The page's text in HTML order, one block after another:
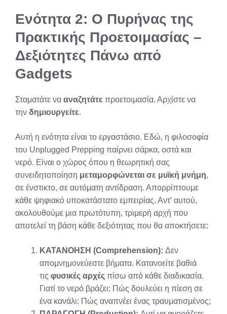
Ενότητα 2: Ο Πυρήνας της
Πρακτικής Προετοιμασίας –
Δεξιότητες Πάνω από
Gadgets
Σταματάτε να αναζητάτε προετοιμασία. Αρχίστε να
την δημιουργείτε.
Αυτή η ενότητα είναι το εργαστάσιο. Εδώ, η φιλοσοφία
του Unplugged Prepping παίρνει σάρκα, οστά και
νερό. Είναι ο χώρος όπου η θεωρητική σας
συνειδητοποίηση μεταμορφώνεται σε μυϊκή μνήμη,
σε ένστικτο, σε αυτόματη αντίδραση. Απορρίπτουμε
κάθε ψηφιακό υποκατάστατο εμπειρίας. Αντ’ αυτού,
ακολουθούμε μια πρωτότυπη, τριμερή αρχή που
αποτελεί τη βάση κάθε δεξιότητας που θα αποκτήσετε:
ΚΑΤΑΝΟΗΣΗ (Comprehension): Δεν
απομνημονεύεστε βήματα. Κατανοείτε βαθιά
τις φυσικές αρχές πίσω από κάθε διαδικασία.
Γιατί το νερό βράζει; Πώς δουλεύει η πίεση σε
ένα κανάλι; Πώς αναπνέει ένας τραυματισμένος;